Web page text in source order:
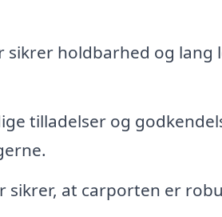
sikrer holdbarhed og lang
tilladelser og
sikrer, at carporten er